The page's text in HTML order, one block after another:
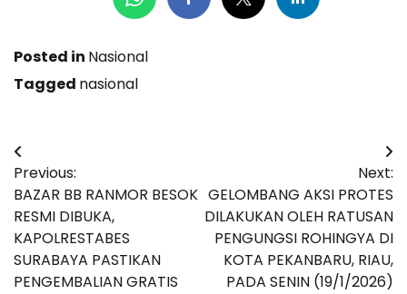
Posted in Nasional
Tagged nasional
Navigasi
pos
Previous:
BAZAR BB RANMOR BESOK
RESMI DIBUKA,
KAPOLRESTABES
SURABAYA PASTIKAN
PENGEMBALIAN GRATIS
Next:
GELOMBANG AKSI PROTES
DILAKUKAN OLEH RATUSAN
PENGUNGSI ROHINGYA DI
KOTA PEKANBARU, RIAU,
PADA SENIN (19/1/2026)